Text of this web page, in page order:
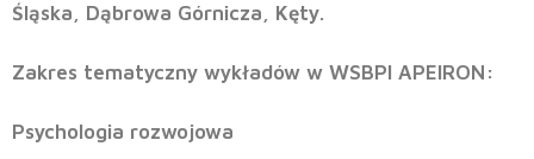
Śląska, Dąbrowa Górnicza, Kęty.
Zakres tematyczny wykładów w WSBPI APEIRON:
Psychologia rozwojowa